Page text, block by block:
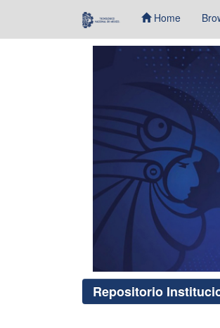
Home
Repositorio